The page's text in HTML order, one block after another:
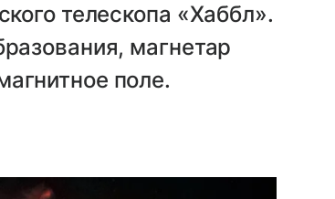
телескопа «Хаббл».
магнетар
поле.